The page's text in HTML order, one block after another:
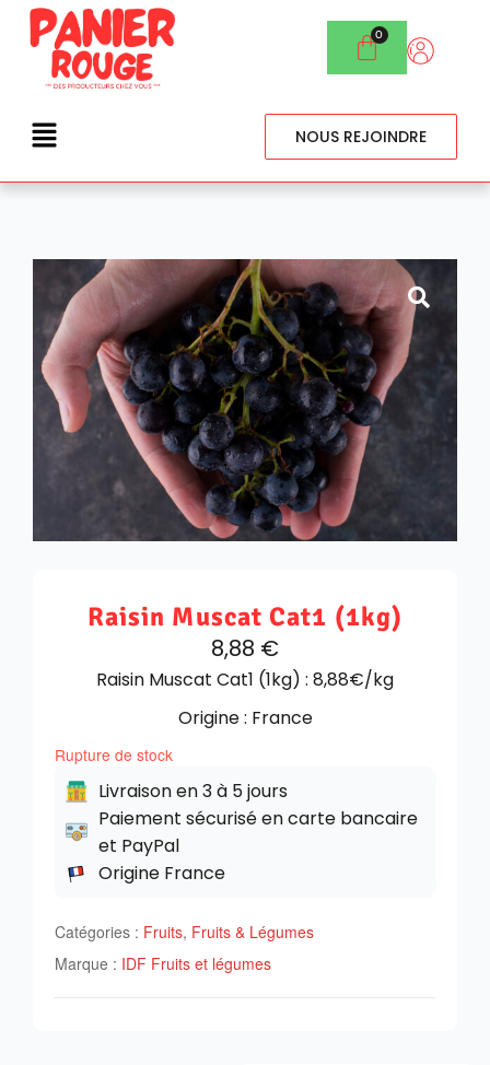
NOUS REJOINDRE
Raisin Muscat Cat1 (1kg)
8,88 €
Raisin Muscat Cat1 (1kg) : 8,88€/kg
Origine : France
Rupture de stock
Livraison en 3 à 5 jours
Paiement sécurisé en carte bancaire
et PayPal
Origine France
Catégories : Fruits, Fruits & Légumes
Marque : IDF Fruits et légumes